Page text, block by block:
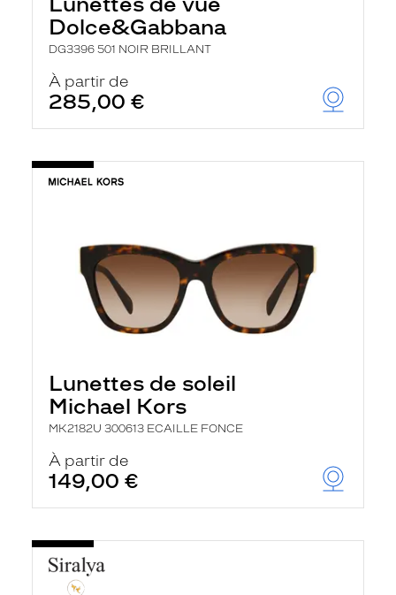
Dolce&Gabbana
DG3396 501 NOIR BRILLANT
À partir de
285,00 €
Lunettes de soleil
Michael Kors
MK2182U 300613 ECAILLE FONCE
À partir de
149,00 €